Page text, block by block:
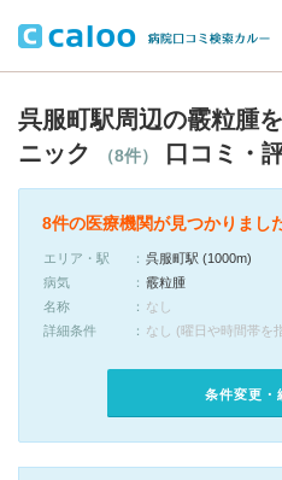
呉服町駅周辺の霰粒腫
ニック
（8件） 口コミ・
8件の医療機関が見つかりまし
エリア・駅
呉服町駅 (1000m)
病気
霰粒腫
名称
なし
詳細条件
なし (曜日や時間帯を
条件変更・